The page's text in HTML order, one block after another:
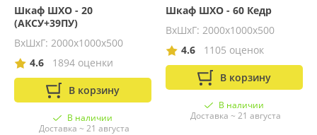
Шкаф ШХО - 20
(АКСУ+39ПУ)
ВхШхГ: 2000х1000х500
4.6
1894 оценки
В корзину
В наличии
Доставка ~ 21 августа
Шкаф ШХО - 60 Кедр
ВхШхГ: 2000х1000х500
4.6
1105 оценок
В корзину
В наличии
Доставка ~ 21 августа